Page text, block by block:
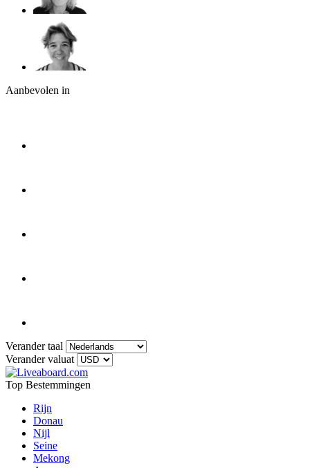
Aanbevolen in
Verander taal
Verander valuat
Top Bestemmingen
Rijn
Donau
Nijl
Seine
Mekong